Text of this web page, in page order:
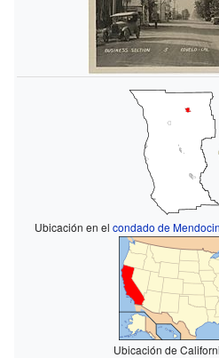
Ubicación en elcondado de
Ubicación de